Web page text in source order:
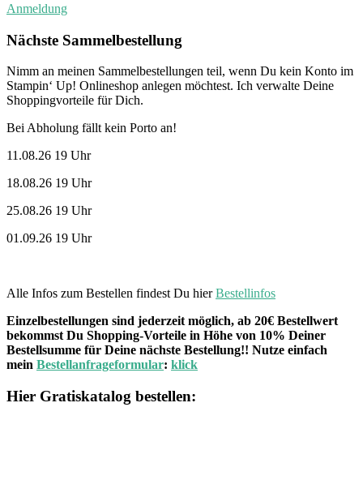
Anmeldung
Nächste Sammelbestellung
Nimm an meinen Sammelbestellungen teil, wenn Du kein Konto im
Stampin‘ Up! Onlineshop anlegen möchtest. Ich verwalte Deine
Shoppingvorteile für Dich.
Bei Abholung fällt kein Porto an!
11.08.26 19 Uhr
18.08.26 19 Uhr
25.08.26 19 Uhr
01.09.26 19 Uhr
Alle Infos zum Bestellen findest Du hierBestellinfos
Einzelbestellungen sind jederzeit möglich, ab 20€ Bestellwert
bekommst Du Shopping-Vorteile in Höhe von 10% Deiner
Bestellsumme für Deine nächste Bestellung!! Nutze einfach
mein Bestellanfrageformular: klick
Hier Gratiskatalog bestellen: